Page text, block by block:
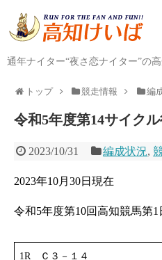
通年ナイター“夜さ恋ナイター”の
トップ 競走情報 編
令和5年度第14サイク
2023/10/31 編成状況,
2023年10月30日現在
令和5年度第10回高知競馬第1
1R Ｃ３－１４